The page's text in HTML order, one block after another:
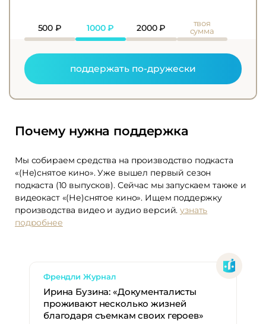
Френдли Журнал
Ирина Бузина: «Документалисты
проживают несколько жизней
благодаря съемкам своих героев»
Почему нужна поддержка
Мы собираем средства на производство подкаста
«(Не)снятое кино». Уже вышел первый сезон
подкаста (10 выпусков). Сейчас мы запускаем также и
видеокаст «(Не)снятое кино». Ищем поддержку
производства видео и аудио версий.узнать
подробнее
500 ₽ 1000₽ 2000₽
твоя
сумма
поддержать по-дружески